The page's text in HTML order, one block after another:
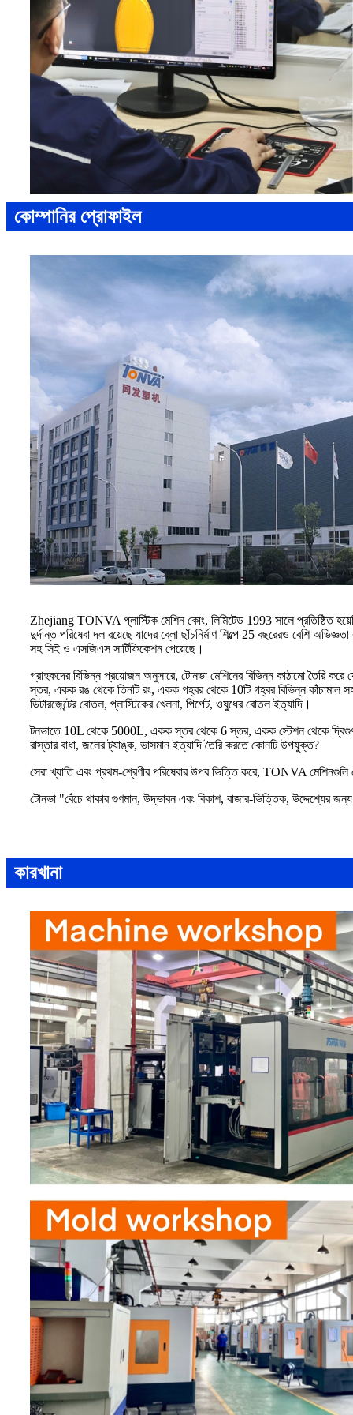
কোম্পানির প্রোফাইল
Zhejiang TONVA প্লাস্টিক মেশিন কোং, লিমিটেড 1993 সালে প্রতিষ্ঠিত
দুর্দান্ত পরিষেবা দল রয়েছে যাদের ব্লো ছাঁচনির্মাণ শিল্পে 25 বছরেরও বেশি
সহ সিই ও এসজিএস সার্টিফিকেশন পেয়েছে।
গ্রাহকদের বিভিন্ন প্রয়োজন অনুসারে, টোনভা মেশিনের বিভিন্ন কাঠামো তৈরি
স্তর, একক রঙ থেকে তিনটি রং, একক গহ্বর থেকে 10টি গহ্বর বিভিন্ন কাঁচামাল
ডিটারজেন্টের বোতল, প্লাস্টিকের খেলনা, পিপেট, ওষুধের বোতল ইত্যাদি।
টনভাতে 10L থেকে 5000L, একক স্তর থেকে 6 স্তর, একক স্টেশন থেকে দ্বিগুণ
রাস্তার বাধা, জলের ট্যাঙ্ক, ভাসমান ইত্যাদি তৈরি করতে কোনটি উপযুক্ত?
সেরা খ্যাতি এবং প্রথম-শ্রেণীর পরিষেবার উপর ভিত্তি করে, TONVA
টোনভা "বেঁচে থাকার গুণমান, উদ্ভাবন এবং বিকাশ, বাজার-ভিত্তিক,
কারখানা